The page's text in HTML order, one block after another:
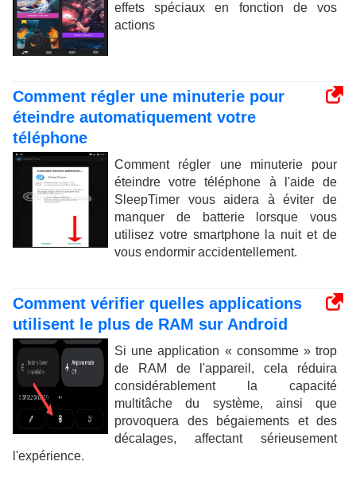
effets spéciaux en fonction de vos
actions
Comment régler une minuterie pour
éteindre automatiquement votre
téléphone
Comment régler une minuterie pour
éteindre votre téléphone à l'aide de
SleepTimer vous aidera à éviter de
manquer de batterie lorsque vous
utilisez votre smartphone la nuit et de
vous endormir accidentellement.
Comment vérifier quelles applications
utilisent le plus de RAM sur Android
Si une application « consomme » trop
de RAM de l'appareil, cela réduira
considérablement la capacité
multitâche du système, ainsi que
provoquera des bégaiements et des
décalages, affectant sérieusement
l'expérience.